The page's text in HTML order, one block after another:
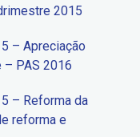
2015
– Apreciação
– PAS 2016
– Reforma da
reforma e